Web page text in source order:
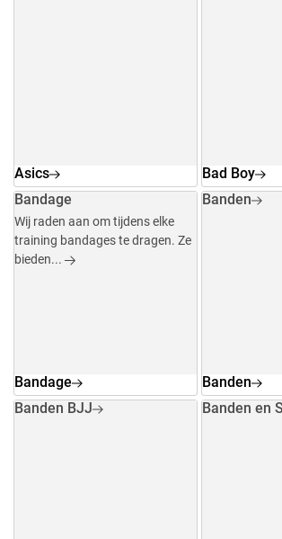
Asics
Bad Boy
Bandage
Wij raden aan om tijdens elke
training bandages te dragen. Ze
bieden...
Bandage
Banden
Banden
Banden BJJ
Banden en